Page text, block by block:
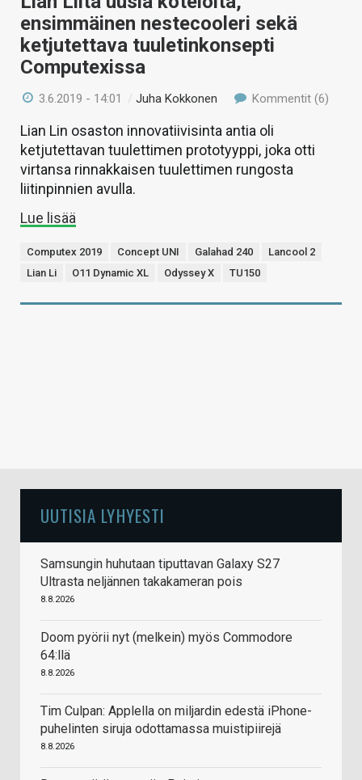
ensimmäinen nestecooleri sekä
ketjutettava tuuletinkonsepti
Computexissa
3.6.2019 - 14:01 /Juha Kokkonen Kommentit (6)
Lian Lin osaston innovatiivisinta antia oli
ketjutettavan tuulettimen prototyyppi, joka otti
virtansa rinnakkaisen tuulettimen rungosta
liitinpinnien avulla.
Lue lisää
Computex 2019 Concept UNI Galahad 240
Lancool 2
Lian Li
O11 Dynamic XL Odyssey X TU150
UUTISIA LYHYESTI
Samsungin huhutaan tiputtavan Galaxy S27
Ultrasta neljännen takakameran pois
8.8.2026
Doom pyörii nyt (melkein) myös Commodore
64:llä
8.8.2026
Tim Culpan: Applella on miljardin edestä iPhone-
puhelinten siruja odottamassa muistipiirejä
8.8.2026